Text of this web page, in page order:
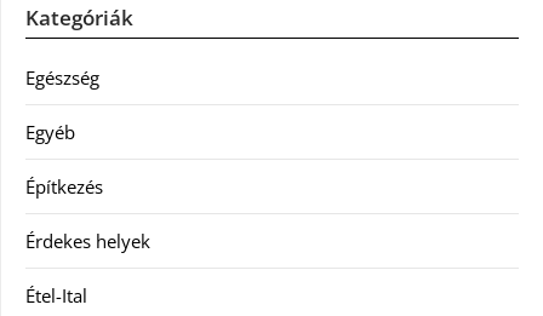
Kategóriák
Egészség
Egyéb
Építkezés
Érdekes helyek
Étel-Ital